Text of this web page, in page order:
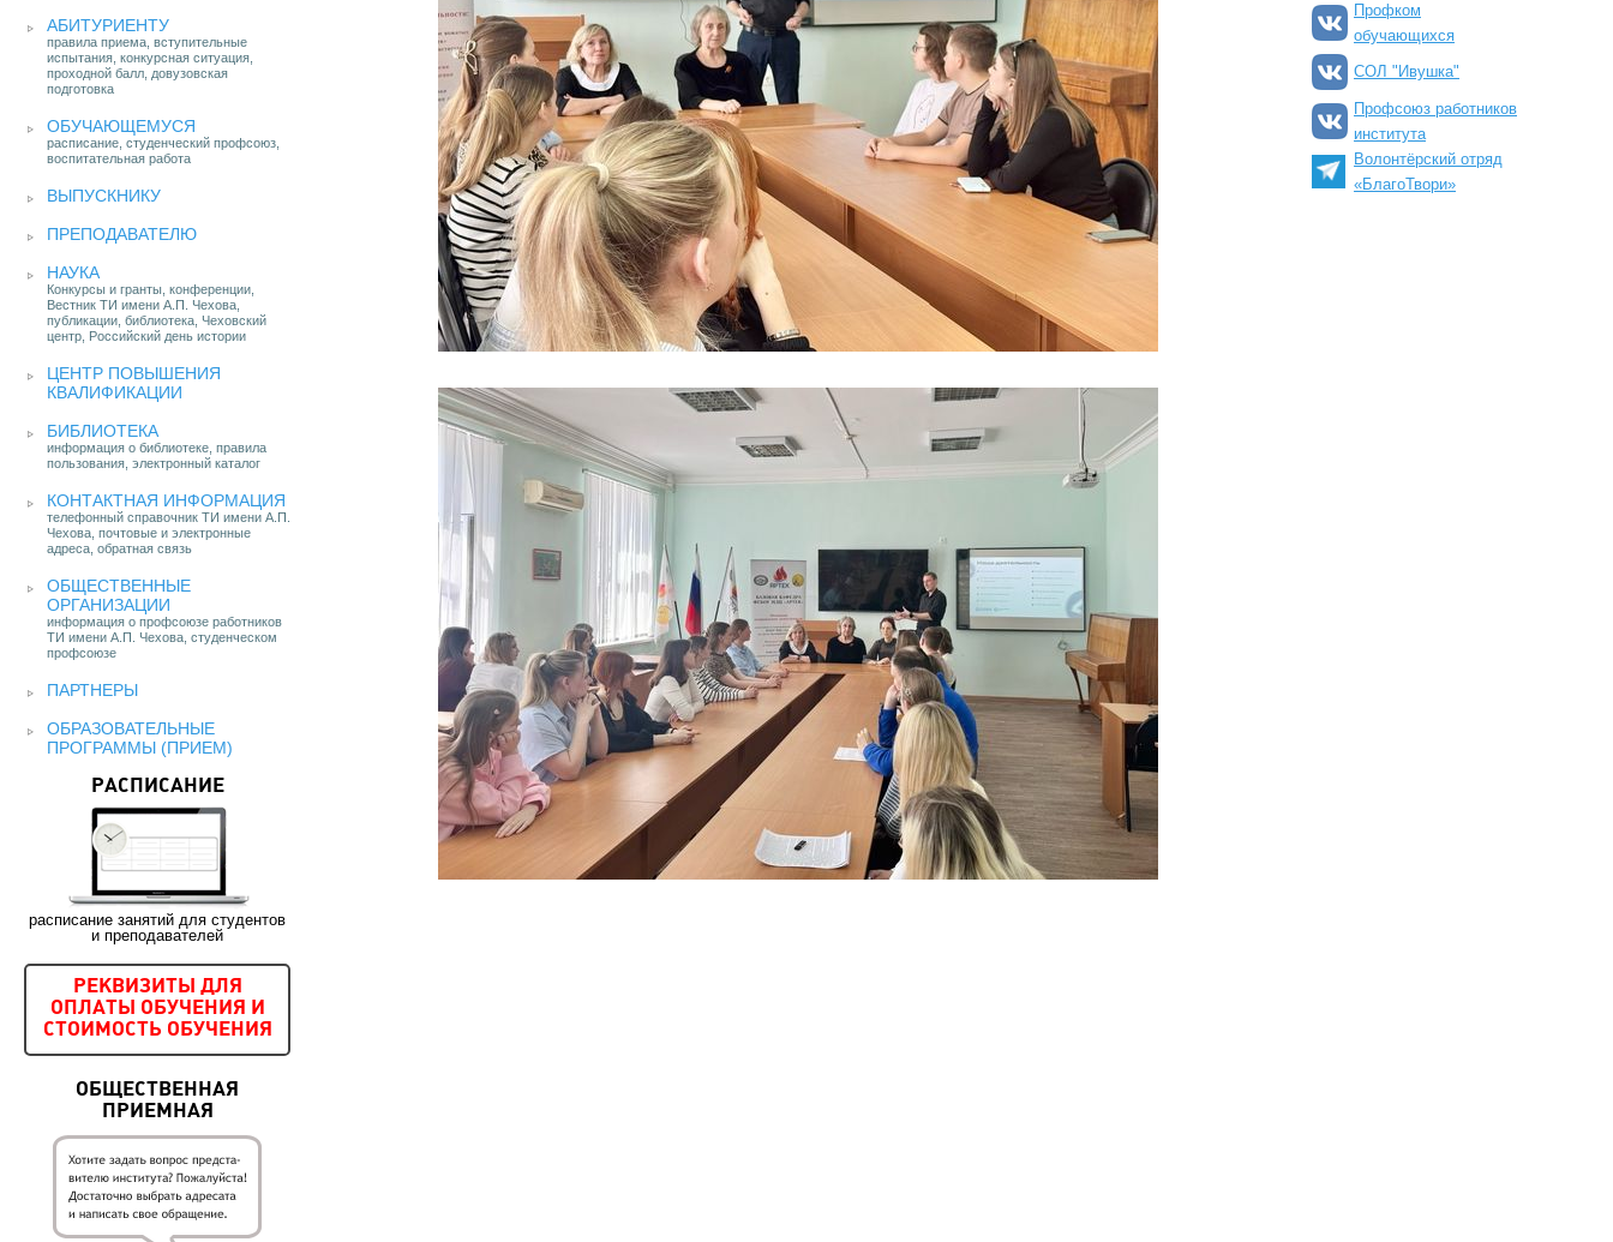
АБИТУРИЕНТУ
правила приема, вступительные
испытания, конкурсная ситуация,
проходной балл, довузовская
подготовка
ОБУЧАЮЩЕМУСЯ
расписание, студенческий профсоюз,
воспитательная работа
ВЫПУСКНИКУ
ПРЕПОДАВАТЕЛЮ
НАУКА
Конкурсы и гранты, конференции,
Вестник ТИ имени А.П. Чехова,
публикации, библиотека, Чеховский
центр, Российский день истории
ЦЕНТР ПОВЫШЕНИЯ
КВАЛИФИКАЦИИ
БИБЛИОТЕКА
информация о библиотеке, правила
пользования, электронный каталог
КОНТАКТНАЯ ИНФОРМАЦИЯ
телефонный справочник ТИ имени А.П.
Чехова, почтовые и электронные
адреса, обратная связь
ОБЩЕСТВЕННЫЕ
ОРГАНИЗАЦИИ
информация о профсоюзе работников
ТИ имени А.П. Чехова, студенческом
профсоюзе
ПАРТНЕРЫ
ОБРАЗОВАТЕЛЬНЫЕ
ПРОГРАММЫ (ПРИЕМ)
РАСПИСАНИЕ
расписание занятий для студентов
и преподавателей
РЕКВИЗИТЫ ДЛЯ
ОПЛАТЫ ОБУЧЕНИЯ И
СТОИМОСТЬ ОБУЧЕНИЯ
ОБЩЕСТВЕННАЯ
ПРИЕМНАЯ
Профком
обучающихся
СОЛ "Ивушка"
Профсоюз работников
института
Волонтёрский отряд
«БлагоТвори»